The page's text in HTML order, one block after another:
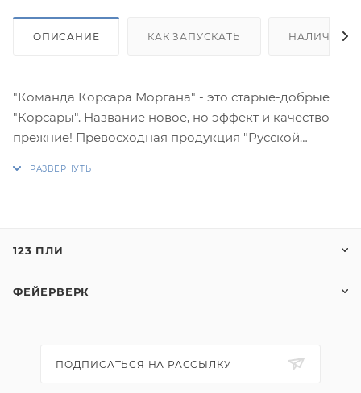
ОПИСАНИЕ КАК ЗАПУСКАТЬ НАЛИЧИЕ
"Команда Корсара Моргана" - это старые-добрые
"Корсары". Название новое, но эффект и качество -
прежние! Превосходная продукция "Русской
123 ПЛИ
ФЕЙЕРВЕРК
ПОДПИСАТЬСЯ НА РАССЫЛКУ